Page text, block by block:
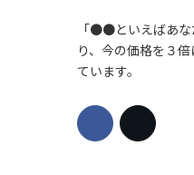
「●●といえばあな
り、今の価格を３
ています。